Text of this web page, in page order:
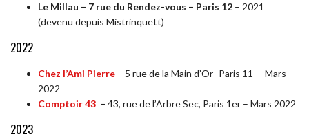
Le Millau – 7 rue du Rendez-vous – Paris 12 – 2021
(devenu depuis Mistrinquett)
2022
Chez l’Ami Pierre – 5 rue de la Main d’Or -Paris 11 – Mars
2022
Comptoir 43 – 43, rue de l’Arbre Sec, Paris 1er – Mars 2022
2023